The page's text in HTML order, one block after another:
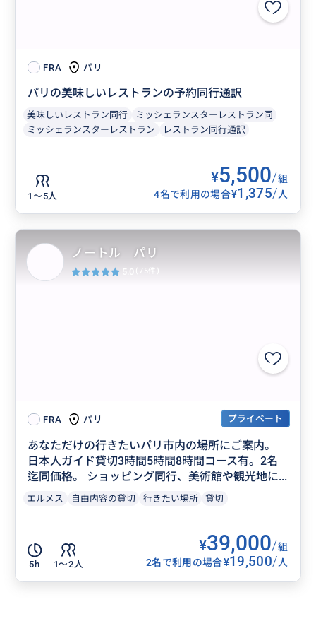
FRA パリ
パリの美味しいレストランの予約同行通訳
美味しいレストラン同行
ミッシェランスターレストラン同
ミッシェランスターレストラン
レストラン同行通訳
1〜5人
¥5,500/組
4名で利用の場合¥1,375/人
FRA パリ プライベート
あなただけの行きたいパリ市内の場所にご案内。
日本人ガイド貸切3時間5時間8時間コース有。2名
迄同価格。 ショッピング同行、美術館や観光地に...
エルメス 自由内容の貸切 行きたい場所 貸切
5h 1〜2人
¥39,000/組
2名で利用の場合¥19,500/人
ノートル パリ
5.0 (75件)